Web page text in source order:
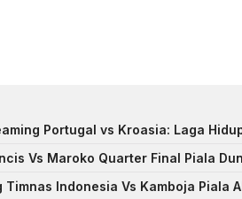
Portugal vs Kroasia: Laga
Vs Maroko Quarter Final Piala
Timnas Indonesia Vs Kamboja Piala